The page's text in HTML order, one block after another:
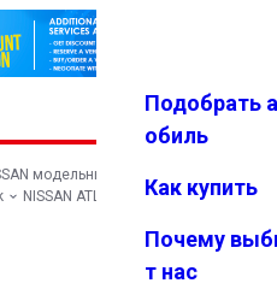
Избранн
Меню
Подобрать
обиль
Как купить
Почему
т нас
модельный ряд
NISSAN ATLAS TRUCK